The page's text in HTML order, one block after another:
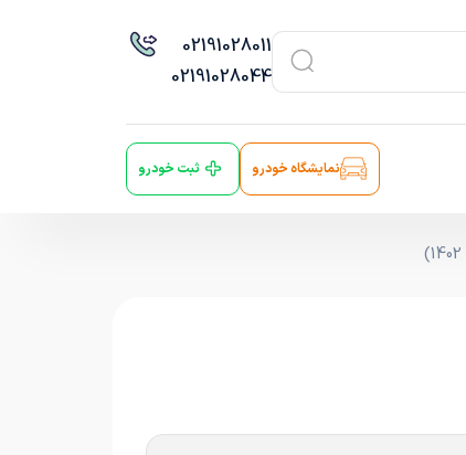
02191028011
02191028044
نمایشگاه خودرو ثبت خودرو